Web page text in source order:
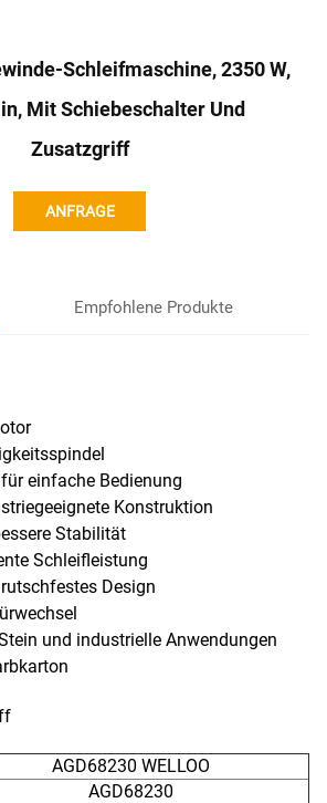
Schleifmaschine, 2350 W,
Mit Schiebeschalter Und
Zusatzgriff
ANFRAGE
Empfohlene Produkte
einfache Bedienung
Konstruktion
Stabilität
Schleifleistung
Design
und industrielle Anwendungen
AGD68230 WELLOO
AGD68230